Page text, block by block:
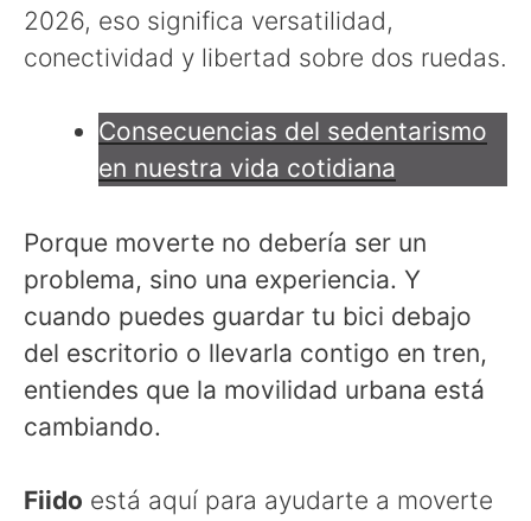
2026, eso significa versatilidad,
conectividad y libertad sobre dos ruedas.
Consecuencias del sedentarismo
en nuestra vida cotidiana
Porque moverte no debería ser un
problema, sino una experiencia. Y
cuando puedes guardar tu bici debajo
del escritorio o llevarla contigo en tren,
entiendes que la movilidad urbana está
cambiando.
Fiido está aquí para ayudarte a moverte